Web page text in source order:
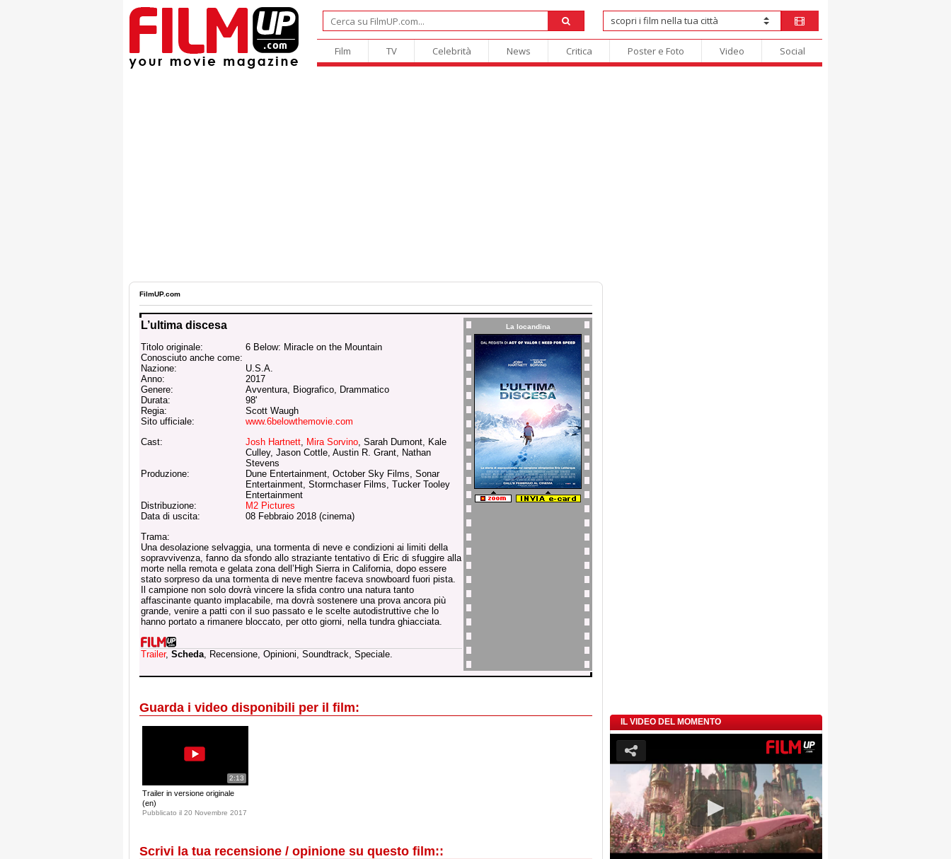
Film TV Celebrità News Critica Poster e Foto Video Social
FilmUP.com
L’ultima discesa
Titolo originale:
6 Below: Miracle on the Mountain
Conosciuto anche come:
Nazione:
U.S.A.
Anno:
2017
Genere:
Avventura, Biografico, Drammatico
Durata:
98'
Regia:
Scott Waugh
Sito ufficiale:
www.6belowthemovie.com
Cast:
Josh Hartnett, Mira Sorvino, Sarah Dumont, Kale
Culley, Jason Cottle, Austin R. Grant, Nathan
Stevens
Produzione:
Dune Entertainment, October Sky Films, Sonar
Entertainment, Stormchaser Films, Tucker Tooley
Entertainment
Distribuzione:
M2 Pictures
Data di uscita:
08 Febbraio 2018 (cinema)
Trama:
Una desolazione selvaggia, una tormenta di neve e condizioni ai limiti della
sopravvivenza, fanno da sfondo allo straziante tentativo di Eric di sfuggire alla
morte nella remota e gelata zona dell’High Sierra in California, dopo essere
stato sorpreso da una tormenta di neve mentre faceva snowboard fuori pista.
Il campione non solo dovrà vincere la sfida contro una natura tanto
affascinante quanto implacabile, ma dovrà sostenere una prova ancora più
grande, venire a patti con il suo passato e le scelte autodistruttive che lo
hanno portato a rimanere bloccato, per otto giorni, nella tundra ghiacciata.
Trailer, Scheda, Recensione, Opinioni, Soundtrack, Speciale.
La locandina
Guarda i video disponibili per il film:
2:13
Trailer in versione originale
(en)
Pubblicato il 20 Novembre 2017
Scrivi la tua recensione / opinione su questo film::
IL VIDEO DEL MOMENTO